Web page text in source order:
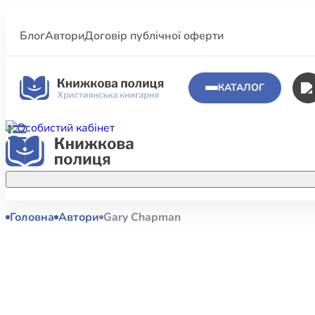
БлогАвториДоговір публічної оферти
КАТАЛОГ
Акційні пропозиції
Головна Автори Gary Chapman